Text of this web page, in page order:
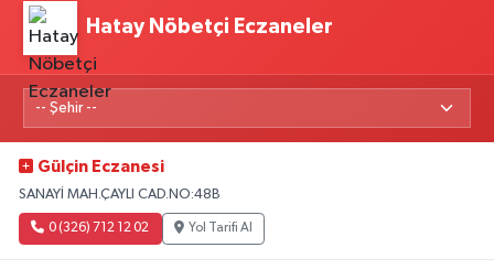
Hatay Nöbetçi Eczaneler
Gülçin Eczanesi
SANAYİ MAH.ÇAYLI CAD.NO:48B
0 (326) 712 12 02 Yol Tarifi Al